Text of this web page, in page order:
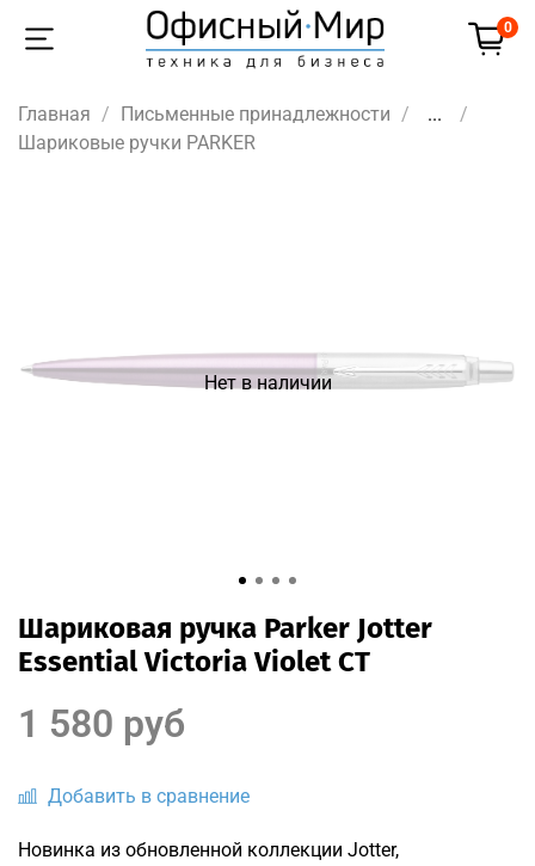
0
Главная Письменные принадлежности
...
Шариковые ручки PARKER
Нет в наличии
Шариковая ручка Parker Jotter
Essential Victoria Violet CT
Добавить в сравнение
1 580 руб
Новинка из обновленной коллекции Jotter,